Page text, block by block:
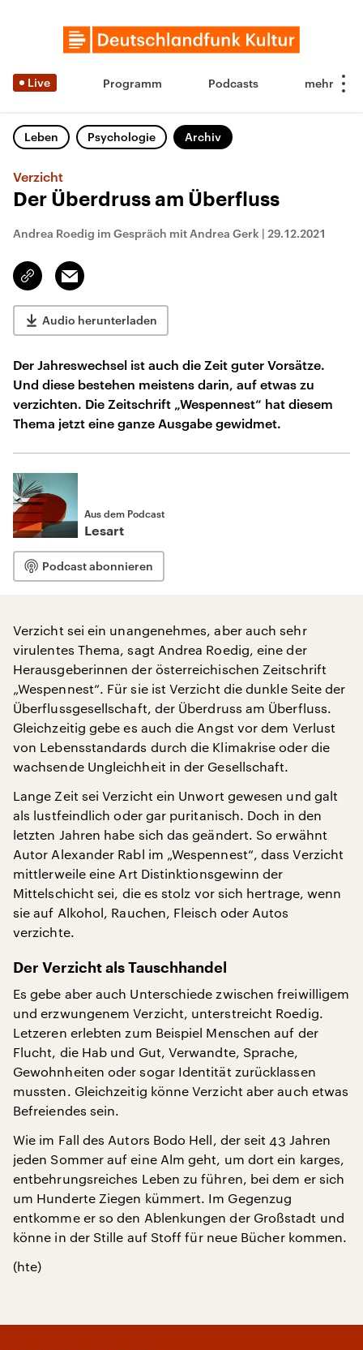
Live Programm Podcasts
Leben Psychologie Archiv
Verzicht
Der Überdruss am Überfluss
Andrea Roedig im Gespräch mit Andrea Gerk | 29.12.2021
Link
kopieren/teilen
Email
Audio herunterladen
Der Jahreswechsel ist auch die Zeit guter Vorsätze.
Und diese bestehen meistens darin, auf etwas zu
verzichten. Die Zeitschrift „Wespennest“ hat diesem
Thema jetzt eine ganze Ausgabe gewidmet.
Aus dem Podcast
Lesart
Podcast abonnieren
Verzicht sei ein unangenehmes, aber auch sehr
virulentes Thema, sagt Andrea Roedig, eine der
Herausgeberinnen der österreichischen Zeitschrift
„Wespennest“. Für sie ist Verzicht die dunkle Seite der
Überflussgesellschaft, der Überdruss am Überfluss.
Gleichzeitig gebe es auch die Angst vor dem Verlust
von Lebensstandards durch die Klimakrise oder die
wachsende Ungleichheit in der Gesellschaft.
Lange Zeit sei Verzicht ein Unwort gewesen und galt
als lustfeindlich oder gar puritanisch. Doch in den
letzten Jahren habe sich das geändert. So erwähnt
Autor Alexander Rabl im „Wespennest“, dass Verzicht
mittlerweile eine Art Distinktionsgewinn der
Mittelschicht sei, die es stolz vor sich hertrage, wenn
sie auf Alkohol, Rauchen, Fleisch oder Autos
verzichte.
Der Verzicht als Tauschhandel
Es gebe aber auch Unterschiede zwischen freiwilligem
und erzwungenem Verzicht, unterstreicht Roedig.
Letzeren erlebten zum Beispiel Menschen auf der
Flucht, die Hab und Gut, Verwandte, Sprache,
Gewohnheiten oder sogar Identität zurücklassen
mussten. Gleichzeitig könne Verzicht aber auch etwas
Befreiendes sein.
Wie im Fall des Autors Bodo Hell, der seit 43 Jahren
jeden Sommer auf eine Alm geht, um dort ein karges,
entbehrungsreiches Leben zu führen, bei dem er sich
um Hunderte Ziegen kümmert. Im Gegenzug
entkomme er so den Ablenkungen der Großstadt und
könne in der Stille auf Stoff für neue Bücher kommen.
(hte)